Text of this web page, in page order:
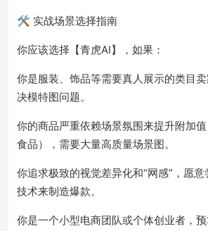
🛠️ 实战场景选择指南
你应该选择【青虎AI】，如果：
你是服装、饰品等需要真人展示的类目
决模特图问题。
你的商品严重依赖场景氛围来提升附加值
食品），需要大量高质量场景图。
你追求极致的视觉差异化和“网感”，愿
技术来制造爆款。
你是一个小型电商团队或个体创业者，